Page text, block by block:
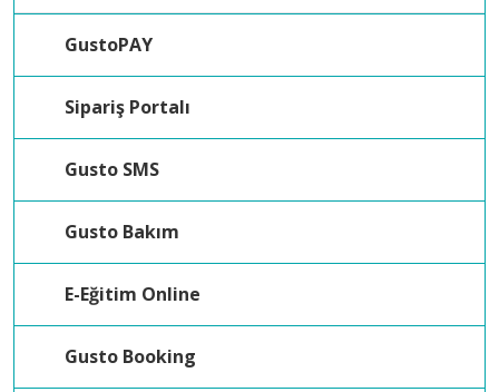
GustoPAY
Sipariş Portalı
Gusto SMS
Gusto Bakım
E-Eğitim Online
Gusto Booking